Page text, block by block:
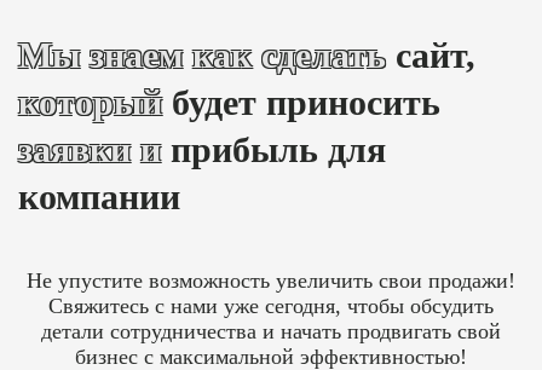
Мы знаем как сделатьсайт,
которыйбудет приносить
заявки иприбыль для
компании
Не упустите возможность увеличить свои продажи!
Свяжитесь с нами уже сегодня, чтобы обсудить
детали сотрудничества и начать продвигать свой
бизнес с максимальной эффективностью!